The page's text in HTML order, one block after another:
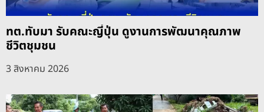
ทต.ทับมา รับคณะญี่ปุ่น ดูงานการพัฒนาคุณภาพ
ชีวิตชุมชน
3 สิงหาคม 2026